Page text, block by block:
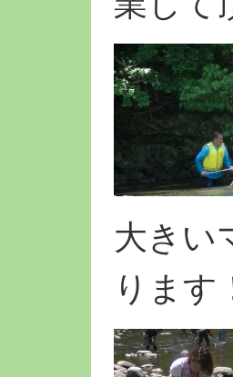
大きい
ります